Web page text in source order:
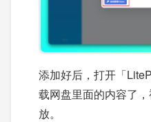
添加好后，打开「
载网盘里面的内容了
放。